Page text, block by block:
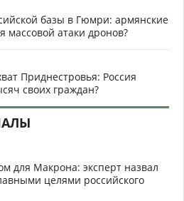
базы в Гюмри: армянские
массовой атаки дронов?
Приднестровья: Россия
своих граждан?
для Макрона: эксперт назвал
целями российского